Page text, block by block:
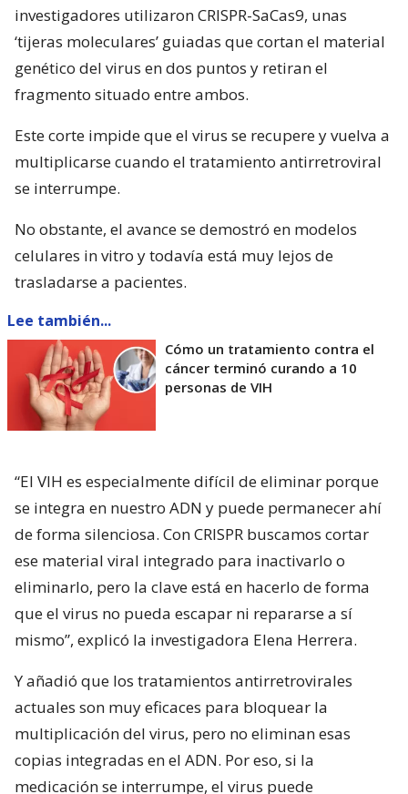
investigadores utilizaron CRISPR-SaCas9, unas
‘tijeras moleculares’ guiadas que cortan el material
genético del virus en dos puntos y retiran el
fragmento situado entre ambos.
Este corte impide que el virus se recupere y vuelva a
multiplicarse cuando el tratamiento antirretroviral
se interrumpe.
No obstante, el avance se demostró en modelos
celulares in vitro y todavía está muy lejos de
trasladarse a pacientes.
Lee también...
Cómo un tratamiento contra el
cáncer terminó curando a 10
personas de VIH
“El VIH es especialmente difícil de eliminar porque
se integra en nuestro ADN y puede permanecer ahí
de forma silenciosa. Con CRISPR buscamos cortar
ese material viral integrado para inactivarlo o
eliminarlo, pero la clave está en hacerlo de forma
que el virus no pueda escapar ni repararse a sí
mismo”, explicó la investigadora Elena Herrera.
Y añadió que los tratamientos antirretrovirales
actuales son muy eficaces para bloquear la
multiplicación del virus, pero no eliminan esas
copias integradas en el ADN. Por eso, si la
medicación se interrumpe, el virus puede